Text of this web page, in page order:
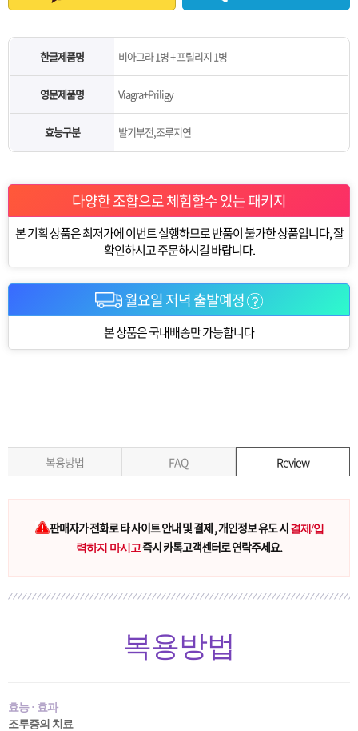
한글제품명 비아그라 1병 + 프릴리지 1병
영문제품명 Viagra+Priligy
효능구분 발기부전,조루지연
다양한 조합으로 체험할수 있는 패키지
본 기획 상품은 최저가에 이번트 실행하므로 반품이 불가한 상품입니다, 잘
확인하시고 주문하시길 바랍니다.
월요일 저녁 출발예정
본 상품은 국내배송만 가능합니다
복용방법 FAQ Review
판매자가 전화로 타 사이트 안내 및 결제 , 개인정보 유도 시 결제/입
력하지 마시고즉시 카톡고객센터로 연락주세요.
복용방법
효능 · 효과
조루증의 치료